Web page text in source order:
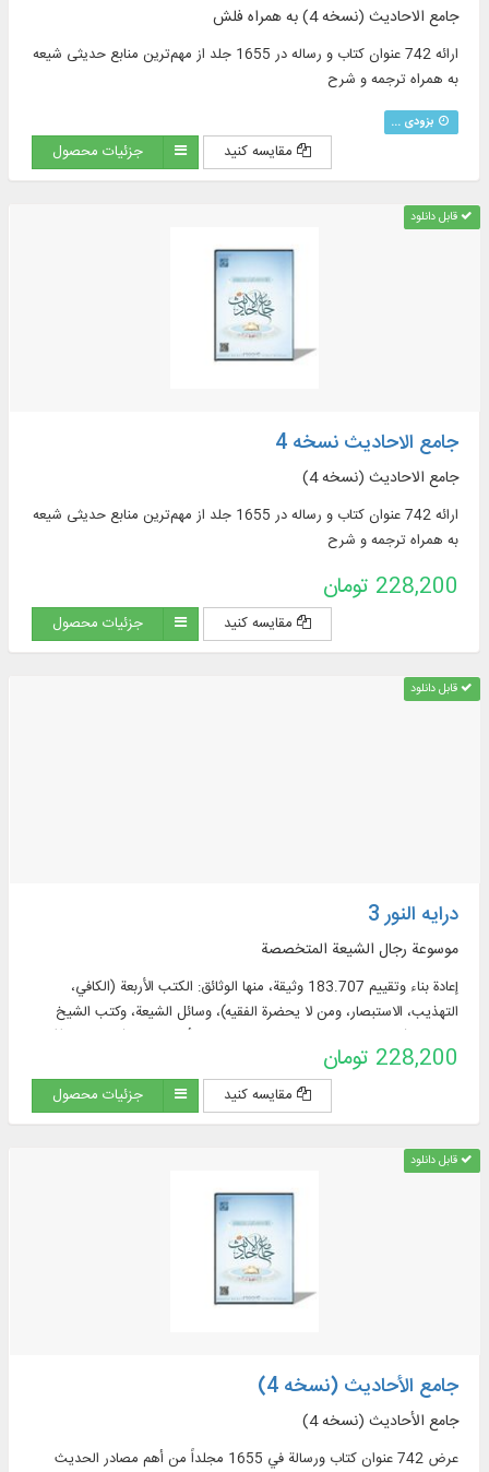
جامع الاحادیث (نسخه 4) به همراه فلش
ارائه 742 عنوان کتاب و رساله در 1655 جلد از مهم‌ترین منابع حدیثی شیعه
به همراه ترجمه و شرح
بزودی ...
مقایسه کنید جزئیات محصول
قابل دانلود
جامع الاحادیث نسخه 4
جامع الاحادیث (نسخه 4)
ارائه 742 عنوان کتاب و رساله در 1655 جلد از مهم‌ترین منابع حدیثی شیعه
به همراه ترجمه و شرح
228,200 تومان
مقایسه کنید جزئیات محصول
قابل دانلود
درایه النور 3
موسوعة رجال الشيعة المتخصصة
إعادة بناء وتقييم 183.707 وثيقة، منها الوثائق: الكتب الأربعة (الكافي،
التهذيب، الاستبصار، ومن لا يحضرة الفقيه)، وسائل الشيعة، وكتب الشيخ
228,200 تومان
مقایسه کنید جزئیات محصول
قابل دانلود
جامع الأحادیث (نسخه 4)
جامع الأحادیث (نسخه 4)
عرض 742 عنوان كتاب ورسالة في 1655 مجلداً من أهم مصادر الحديث